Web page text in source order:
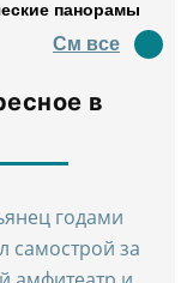
панорамы
См все
в